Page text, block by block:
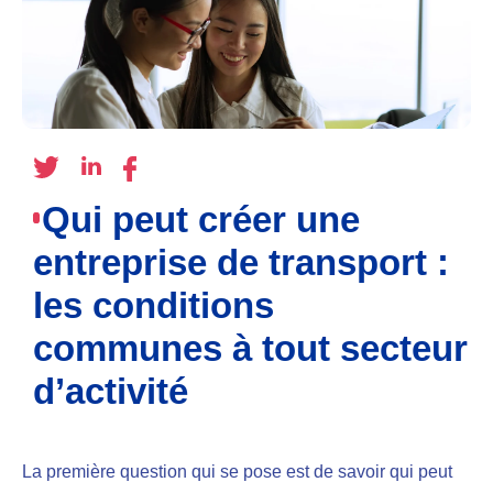
Qui peut créer une
entreprise de transport :
les conditions
communes à tout secteur
d’activité
La première question qui se pose est de savoir qui peut